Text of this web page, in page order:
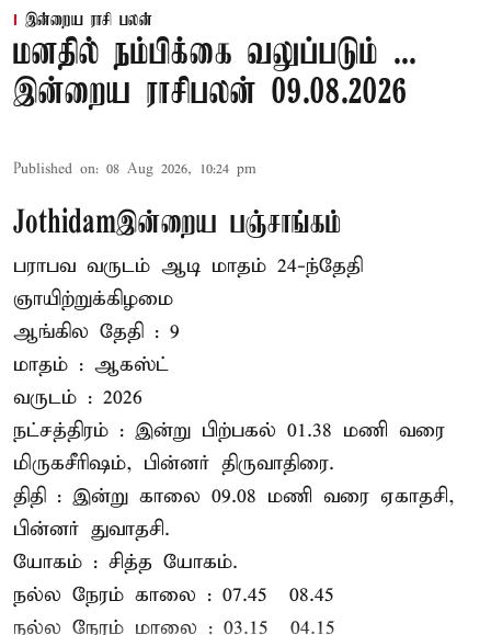
இன்றைய ராசி பலன்
மனதில் நம்பிக்கை வலுப்படும் ...
இன்றைய ராசிபலன் 09.08.2026
Published on: 08 Aug 2026, 10:24 pm
Jothidamஇன்றைய பஞ்சாங்கம்
பராபவ வருடம் ஆடி மாதம் 24-ந்தேதி
ஞாயிற்றுக்கிழமை
ஆங்கில தேதி : 9
மாதம் : ஆகஸ்ட்
வருடம் : 2026
நட்சத்திரம் : இன்று பிற்பகல் 01.38 மணி வரை
மிருகசீரிஷம், பின்னர் திருவாதிரை.
திதி : இன்று காலை 09.08 மணி வரை ஏகாதசி,
பின்னர் துவாதசி.
யோகம் : சித்த யோகம்.
நல்ல நேரம் காலை : 07.45 – 08.45
நல்ல நேரம் மாலை : 03.15 – 04.15